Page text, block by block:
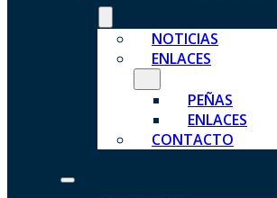
NOTICIAS
ENLACES
PEÑAS
ENLACES
CONTACTO